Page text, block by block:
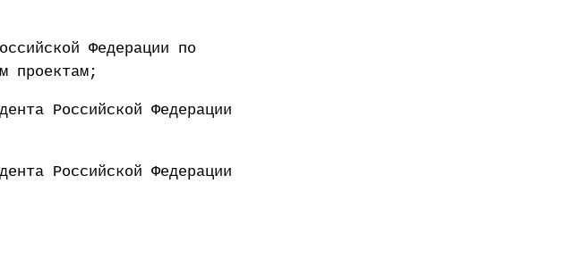
Федерации по
проектам;
Российской Федерации
Российской Федерации